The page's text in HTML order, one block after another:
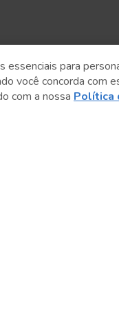
essenciais para
você concorda com
com a nossa Política